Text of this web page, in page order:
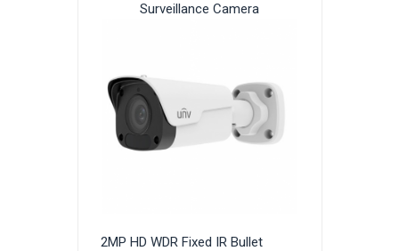
Surveillance Camera
2MP HD WDR Fixed IR Bullet